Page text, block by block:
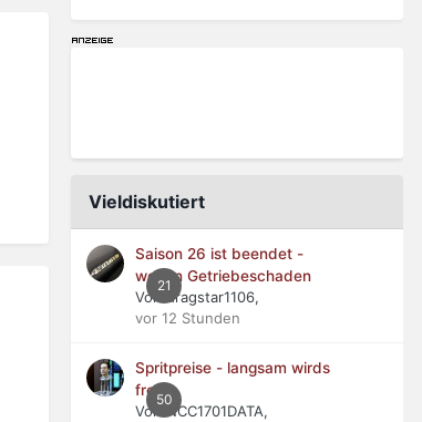
Vieldiskutiert
21
Saison 26 ist beendet -
wegen Getriebeschaden
Von dragstar1106,
vor 12 Stunden
50
Spritpreise - langsam wirds
frech
Von NCC1701DATA,